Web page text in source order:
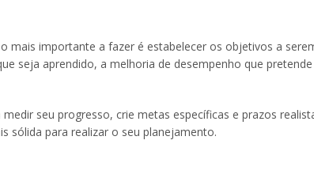
mais importante a fazer é estabelecer os objetivos a
seja aprendido, a melhoria de desempenho que
seu progresso, crie metas específicas e prazos
sólida para realizar o seu planejamento.